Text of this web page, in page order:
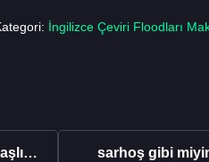
İngilizce Çeviri Floodları
Aman Tanrım yine başlıyoruz.. sarhoş gibi